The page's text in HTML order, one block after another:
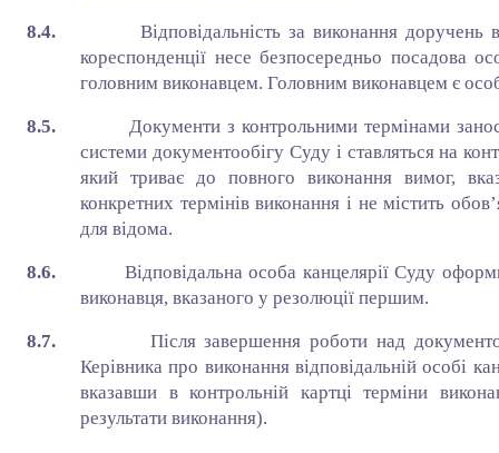
8.4.Відповідальність за виконання доручень
кореспонденції несе безпосередньо посадова
головним виконавцем. Головним виконавцем є
8.5. Документи з контрольними термінами
системи документообігу Суду і ставляться на
який триває до повного виконання вимог,
конкретних термінів виконання і не містить
для відома.
8.6. Відповідальна особа канцелярії Суду
виконавця, вказаного у резолюції першим.
8.7. Після завершення роботи над
Керівника про виконання відповідальній особі
вказавши в контрольній картці терміни
результати виконання).